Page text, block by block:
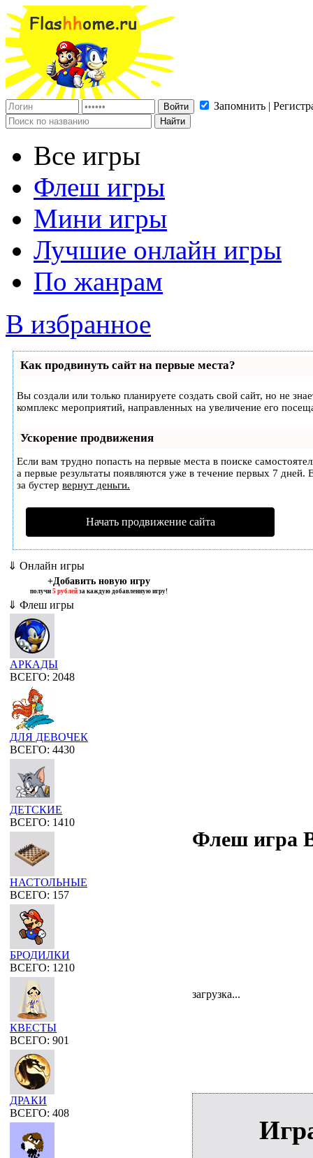
Запомнить |
Все игры
Флеш игры
Мини игры
Лучшие онлайн игры
По жанрам
В избранное
Как продвинуть сайт на первые места?
Вы создали или только планируете создать свой сайт, но не
комплекс мероприятий, направленных на увеличение его
Ускорение продвижения
Если вам трудно попасть на первые места в поиске
а первые результаты появляются уже в течение первых 7
за бустер вернут деньги.
Начать продвижение сайта
⇓ Онлайн игры
+Добавить новую игру
получи 5 рублейза каждую добавленную игру!
⇓ Флеш игры
АРКАДЫ
ВСЕГО: 2048
ДЛЯ ДЕВОЧЕК
ВСЕГО: 4430
ДЕТСКИЕ
ВСЕГО: 1410
НАСТОЛЬНЫЕ
ВСЕГО: 157
БРОДИЛКИ
ВСЕГО: 1210
КВЕСТЫ
ВСЕГО: 901
ДРАКИ
ВСЕГО: 408
Флеш игра
загрузка...